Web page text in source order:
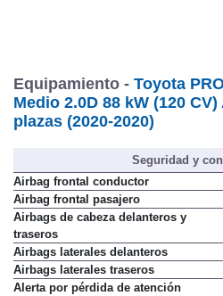
Equipamiento - Toyota
Medio 2.0D 88 kW (120
plazas (2020-2020)
Seguridad y
Airbag frontal conductor
Airbag frontal pasajero
Airbags de cabeza delanteros y
traseros
Airbags laterales delanteros
Airbags laterales traseros
Alerta por pérdida de atención